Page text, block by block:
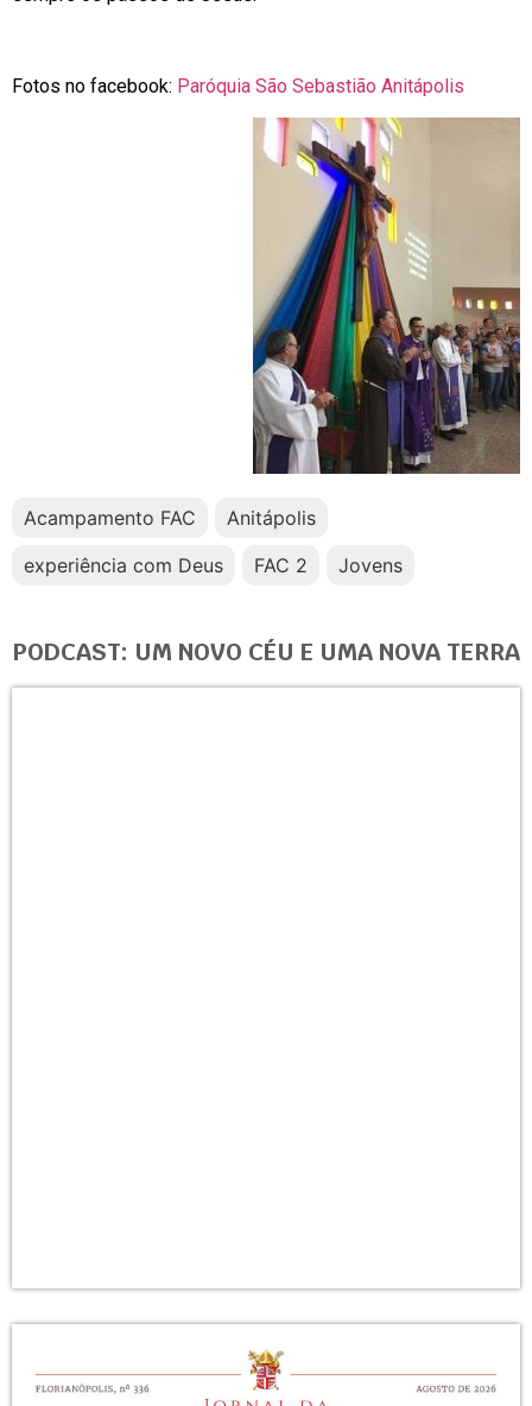
Fotos no facebook: Paróquia São Sebastião Anitápolis
Acampamento FAC
Anitápolis
experiência com Deus
FAC 2 Jovens
PODCAST: UM NOVO CÉU E UMA NOVA TERRA